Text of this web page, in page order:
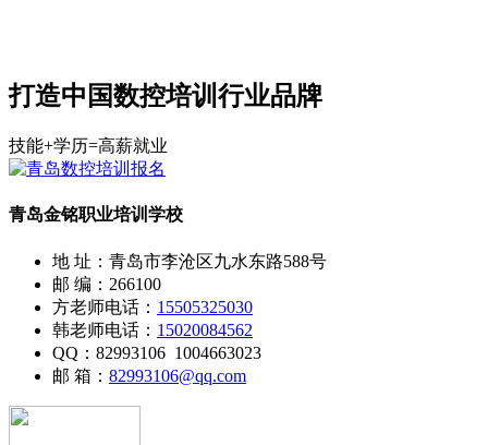
打造中国数控培训行业品牌
技能+学历=高薪就业
青岛金铭职业培训学校
地 址：青岛市李沧区九水东路588号
邮 编：266100
方老师电话： 15505325030
韩老师电话： 15020084562
QQ：82993106 1004663023
邮 箱： 82993106@qq.com